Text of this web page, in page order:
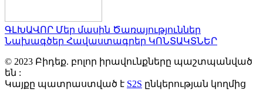
ԳԼԽԱՎՈՐ Մեր մասին Ծառայություններ
Նախագծեր Հավաստագրեր ԿՈՆՏԱԿՏՆԵՐ
© 2023 Բիդեք. բոլոր իրավունքները պաշտպանված
են :
Կայքը պատրաստված է S2S ընկերության կողմից